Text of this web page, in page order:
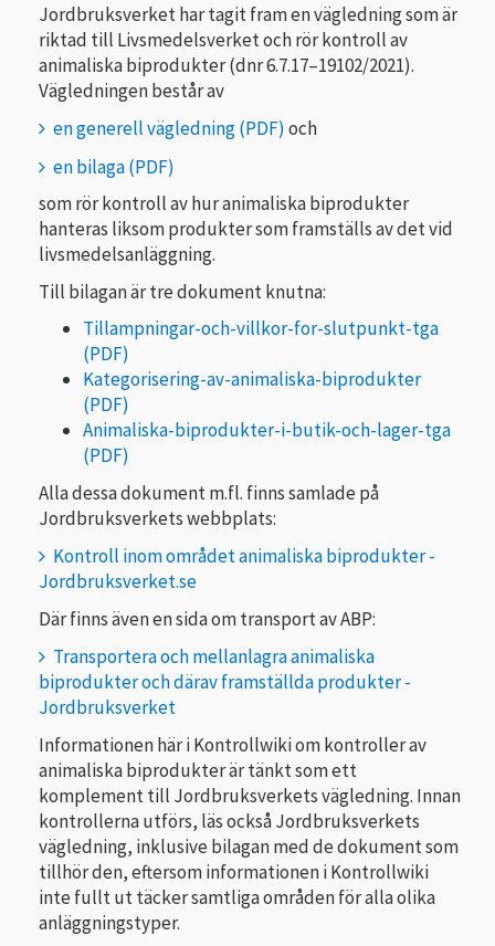
Jordbruksverket har tagit fram en vägledning som är
riktad till Livsmedelsverket och rör kontroll av
animaliska biprodukter (dnr 6.7.17–19102/2021).
Vägledningen består av
en generell vägledning
och
en bilaga
som rör kontroll av hur animaliska biprodukter
hanteras liksom produkter som framställs av det vid
livsmedelsanläggning.
Till bilagan är tre dokument knutna:
Tillampningar-och-villkor-for-slutpunkt-tga
Kategorisering-av-animaliska-biprodukter
Animaliska-biprodukter-i-butik-och-lager-tga
Alla dessa dokument m.fl. finns samlade på
Jordbruksverkets webbplats:
Kontroll inom området animaliska biprodukter -
Jordbruksverket.se
Där finns även en sida om transport av ABP:
Transportera och mellanlagra animaliska
biprodukter och därav framställda produkter -
Jordbruksverket
Informationen här i Kontrollwiki om kontroller av
animaliska biprodukter är tänkt som ett
komplement till Jordbruksverkets vägledning. Innan
kontrollerna utförs, läs också Jordbruksverkets
vägledning, inklusive bilagan med de dokument som
tillhör den, eftersom informationen i Kontrollwiki
inte fullt ut täcker samtliga områden för alla olika
anläggningstyper.